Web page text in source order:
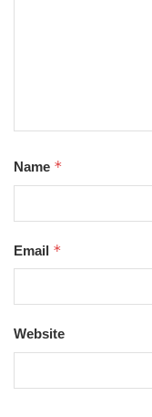
Name *
Email *
Website